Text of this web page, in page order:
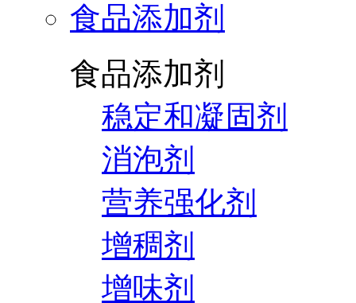
食品添加剂
食品添加剂
稳定和凝固剂
消泡剂
营养强化剂
增稠剂
增味剂